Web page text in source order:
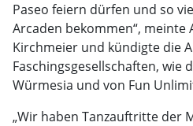
Paseo feiern dürfen und so
Arcaden bekommen“, meinte
Kirchmeier und kündigte die
Faschingsgesellschaften, wie
Würmesia und von Fun
„Wir haben Tanzauftritte der